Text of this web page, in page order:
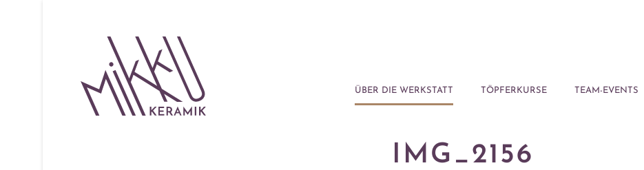
ÜBER DIE WERKSTATT TÖPFERKURSE TEAM-EVENTS
IMG_2156